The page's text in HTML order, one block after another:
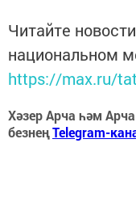
Читайте
национальном
https://max.ru/
Хәзер Арча һәм
безнеңTelegram-